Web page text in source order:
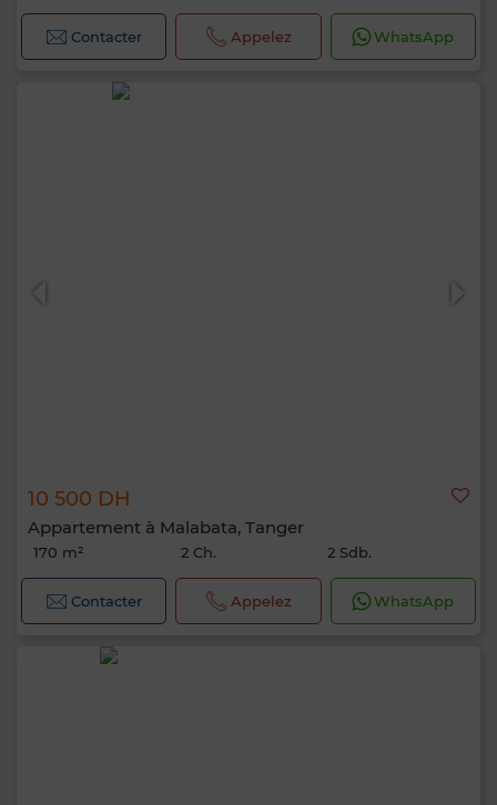
Contacter Appelez WhatsApp
10 500 DH
Appartement à Malabata, Tanger
170 m² 2 Ch. 2 Sdb.
Contacter Appelez WhatsApp